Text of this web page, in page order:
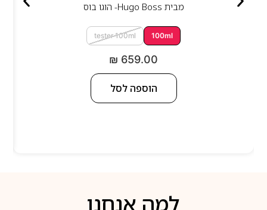
מבית Hugo Boss- הוגו בוס
100ml
tester 100ml
₪ 659.00
הוספה לסל
למה אנחנו